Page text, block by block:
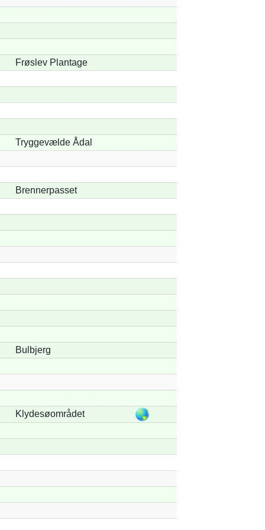
Frøslev Plantage
Tryggevælde Ådal
Brennerpasset
Bulbjerg
Klydesøområdet